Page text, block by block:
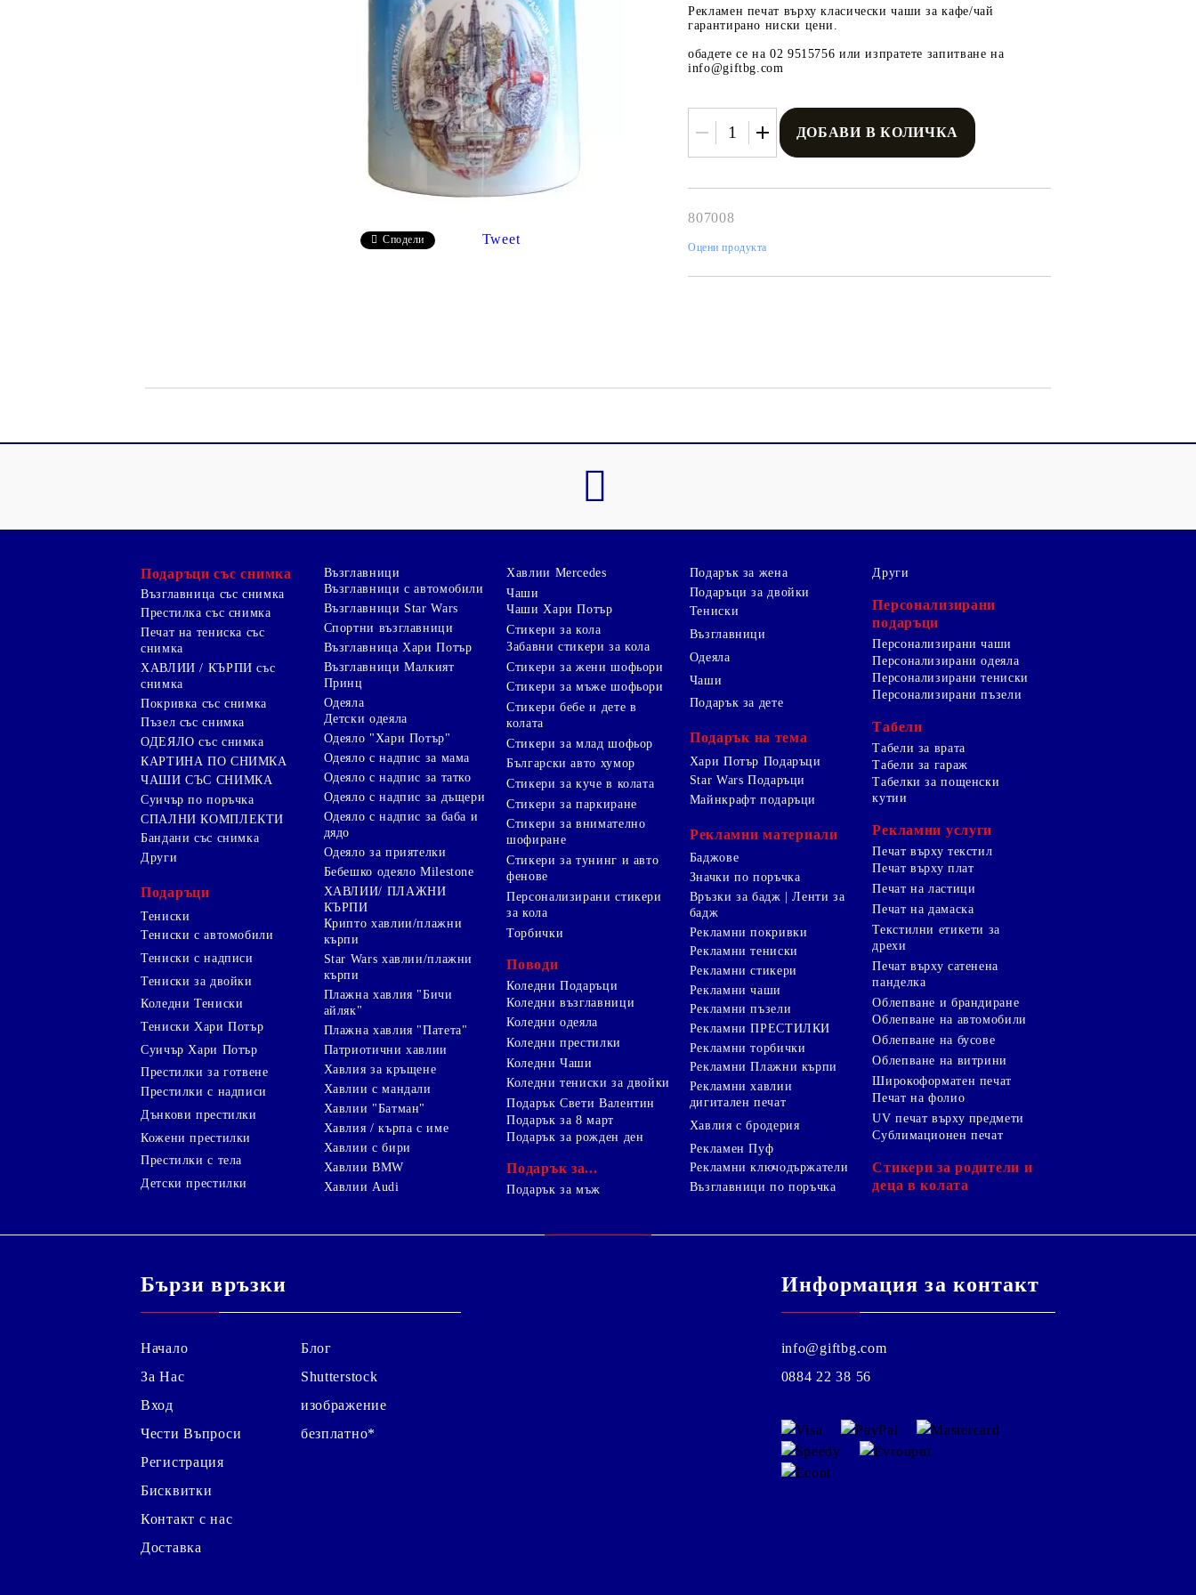
Възглавници по поръчка
Сподели Tweet
Рекламен печат върху класически чаши за кафе/чай
гарантирано ниски цени.
обадете се на 02 9515756 или изпратете запитване на
info@giftbg.com
807008
Оцени продукта
Подаръци със снимка
Възглавница със снимка
Престилка със снимка
Печат на тениска със
снимка
ХАВЛИИ / КЪРПИ със
снимка
Покривка със снимка
Пъзел със снимка
ОДЕЯЛО със снимка
КАРТИНА ПО СНИМКА
ЧАШИ СЪС СНИМКА
Суичър по поръчка
СПАЛНИ КОМПЛЕКТИ
Бандани със снимка
Други
Подаръци
Тениски
Тениски с автомобили
Тениски с надписи
Тениски за двойки
Коледни Тениски
Тениски Хари Потър
Суичър Хари Потър
Престилки за готвене
Престилки с надписи
Дънкови престилки
Кожени престилки
Престилки с тела
Детски престилки
Възглавници
Възглавници с автомобили
Възглавници Star Wars
Спортни възглавници
Възглавница Хари Потър
Възглавници Малкият
Принц
Одеяла
Детски одеяла
Одеяло "Хари Потър"
Одеяло с надпис за мама
Одеяло с надпис за татко
Одеяло с надпис за дъщери
Одеяло с надпис за баба и
дядо
Одеяло за приятелки
Бебешко одеяло Milestone
ХАВЛИИ/ ПЛАЖНИ
КЪРПИ
Крипто хавлии/плажни
кърпи
Star Wars хавлии/плажни
кърпи
Плажна хавлия "Бичи
айляк"
Плажна хавлия "Патета"
Патриотични хавлии
Хавлия за кръщене
Хавлии с мандали
Хавлии "Батман"
Хавлия / кърпа с име
Хавлии с бири
Хавлии BMW
Хавлии Audi
Хавлии Mercedes
Чаши
Чаши Хари Потър
Стикери за кола
Забавни стикери за кола
Стикери за жени шофьори
Стикери за мъже шофьори
Стикери бебе и дете в
колата
Стикери за млад шофьор
Български авто хумор
Стикери за куче в колата
Стикери за паркиране
Стикери за внимателно
шофиране
Стикери за тунинг и авто
фенове
Персонализирани стикери
за кола
Торбички
Поводи
Коледни Подаръци
Коледни възглавници
Коледни одеяла
Коледни престилки
Коледни Чаши
Коледни тениски за двойки
Подарък Свети Валентин
Подарък за 8 март
Подарък за рожден ден
Подарък за...
Подарък за мъж
Подарък за жена
Подаръци за двойки
Тениски
Възглавници
Одеяла
Чаши
Подарък за дете
Подарък на тема
Хари Потър Подаръци
Star Wars Подаръци
Майнкрафт подаръци
Рекламни материали
Баджове
Значки по поръчка
Връзки за бадж | Ленти за
бадж
Рекламни покривки
Рекламни тениски
Рекламни стикери
Рекламни чаши
Рекламни пъзели
Рекламни ПРЕСТИЛКИ
Рекламни торбички
Рекламни Плажни кърпи
Рекламни хавлии
дигитален печат
Хавлия с бродерия
Рекламен Пуф
Рекламни ключодържатели
Възглавници по поръчка
Други
Персонализирани
подаръци
Персонализирани чаши
Персонализирани одеяла
Персонализирани тениски
Персонализирани пъзели
Табели
Табели за врата
Табели за гараж
Табелки за пощенски
кутии
Рекламни услуги
Печат върху текстил
Печат върху плат
Печат на ластици
Печат на дамаска
Текстилни етикети за
дрехи
Печат върху сатенена
панделка
Облепване и брандиране
Облепване на автомобили
Облепване на бусове
Облепване на витрини
Широкоформатен печат
Печат на фолио
UV печат върху предмети
Сублимационен печат
Стикери за родители и
деца в колата
Бързи връзки
Начало
За Нас
Вход
Чести Въпроси
Регистрация
Бисквитки
Контакт с нас
Доставка
Блог
Shutterstock
изображение
безплатно*
Информация за контакт
info@giftbg.com
0884 22 38 56